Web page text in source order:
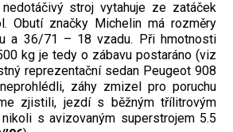
stroj vytahuje ze zatáček
Obutí značky Michelin má rozměry
a 36/71 – 18 vzadu. Při hmotnosti
kg je tedy o zábavu postaráno (viz
reprezentační sedan Peugeot 908
záhy zmizel pro poruchu
zjistili, jezdí s běžným třílitrovým
s avizovaným superstrojem 5.5